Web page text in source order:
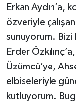
Erkan Aydın’a,
özveriyle çalışan
sunuyorum. Bizi
Erder
Üzümcü’ye,
elbiseleriyle
kutluyorum.